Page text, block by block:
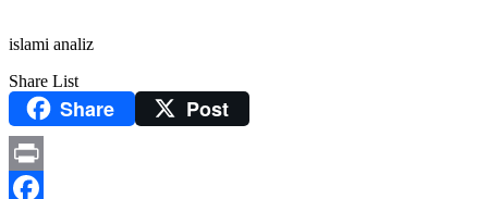
islami analiz
Share List
Share Post
Print